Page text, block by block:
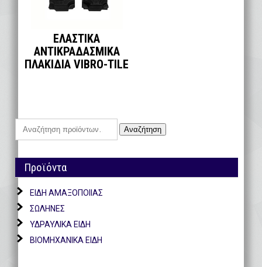
ΕΛΑΣΤΙΚΑ
ΑΝΤΙΚΡΑΔΑΣΜΙΚΑ
ΠΛΑΚΙΔΙΑ VIBRO-TILE
Αναζήτηση
για:
Αναζήτηση
Προϊόντα
ΕΙΔΗ ΑΜΑΞΟΠΟΙΙΑΣ
ΣΩΛΗΝΕΣ
ΥΔΡΑΥΛΙΚΑ ΕΙΔΗ
ΒΙΟΜΗΧΑΝΙΚΑ ΕΙΔΗ